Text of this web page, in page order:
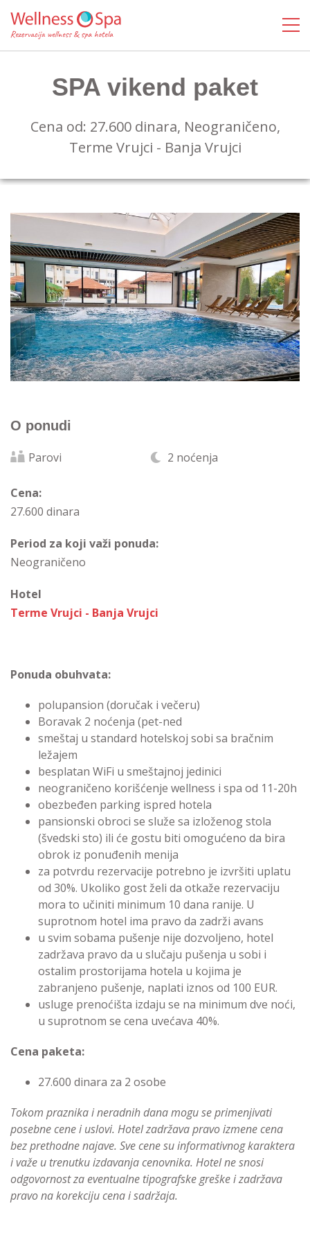
SPA vikend paket
Cena od: 27.600 dinara, Neograničeno,
Terme Vrujci - Banja Vrujci
O ponudi
Parovi 2 noćenja
Cena:
27.600 dinara
Period za koji važi ponuda:
Neograničeno
Hotel
Terme Vrujci - Banja Vrujci
Ponuda obuhvata:
polupansion (doručak i večeru)
Boravak 2 noćenja (pet-ned
smeštaj u standard hotelskoj sobi sa bračnim
ležajem
besplatan WiFi u smeštajnoj jedinici
neograničeno korišćenje wellness i spa od 11-20h
obezbeđen parking ispred hotela
pansionski obroci se služe sa izloženog stola
(švedski sto) ili će gostu biti omogućeno da bira
obrok iz ponuđenih menija
za potvrdu rezervacije potrebno je izvršiti uplatu
od 30%. Ukoliko gost želi da otkaže rezervaciju
mora to učiniti minimum 10 dana ranije. U
suprotnom hotel ima pravo da zadrži avans
u svim sobama pušenje nije dozvoljeno, hotel
zadržava pravo da u slučaju pušenja u sobi i
ostalim prostorijama hotela u kojima je
zabranjeno pušenje, naplati iznos od 100 EUR.
usluge prenoćišta izdaju se na minimum dve noći,
u suprotnom se cena uvećava 40%.
Cena paketa:
27.600 dinara za 2 osobe
Tokom praznika i neradnih dana mogu se primenjivati
posebne cene i uslovi. Hotel zadržava pravo izmene cena
bez prethodne najave. Sve cene su informativnog karaktera
i važe u trenutku izdavanja cenovnika. Hotel ne snosi
odgovornost za eventualne tipografske greške i zadržava
pravo na korekciju cena i sadržaja.